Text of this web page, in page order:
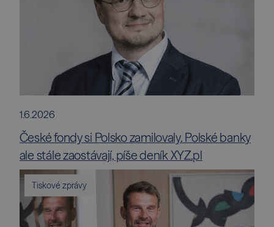
1.6.2026
České fondy si Polsko zamilovaly. Polské banky
ale stále zaostávají, píše deník XYZ.pl
Tiskové zprávy